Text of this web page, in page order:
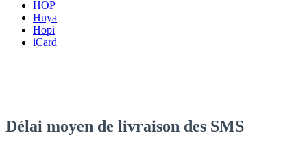
HOP
Huya
Hopi
iCard
Délai moyen de livraison des SMS